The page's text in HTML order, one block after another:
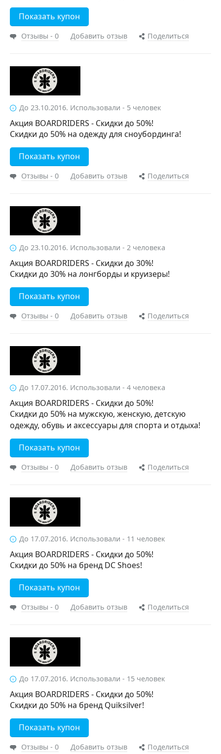
Показать купон
Отзывы - 0 Добавить отзыв Поделиться
До 23.10.2016. Использовали - 5 человек
Акция BOARDRIDERS - Скидки до 50%!
Скидки до 50% на одежду для сноубординга!
Показать купон
Отзывы - 0 Добавить отзыв Поделиться
До 23.10.2016. Использовали - 2 человека
Акция BOARDRIDERS - Скидки до 30%!
Скидки до 30% на лонгборды и круизеры!
Показать купон
Отзывы - 0 Добавить отзыв Поделиться
До 17.07.2016. Использовали - 4 человека
Акция BOARDRIDERS - Скидки до 50%!
Скидки до 50% на мужскую, женскую, детскую
одежду, обувь и аксессуары для спорта и отдыха!
Показать купон
Отзывы - 0 Добавить отзыв Поделиться
До 17.07.2016. Использовали - 11 человек
Акция BOARDRIDERS - Скидки до 50%!
Скидки до 50% на бренд DC Shoes!
Показать купон
Отзывы - 0 Добавить отзыв Поделиться
До 17.07.2016. Использовали - 15 человек
Акция BOARDRIDERS - Скидки до 50%!
Скидки до 50% на бренд Quiksilver!
Показать купон
Отзывы - 0 Добавить отзыв Поделиться